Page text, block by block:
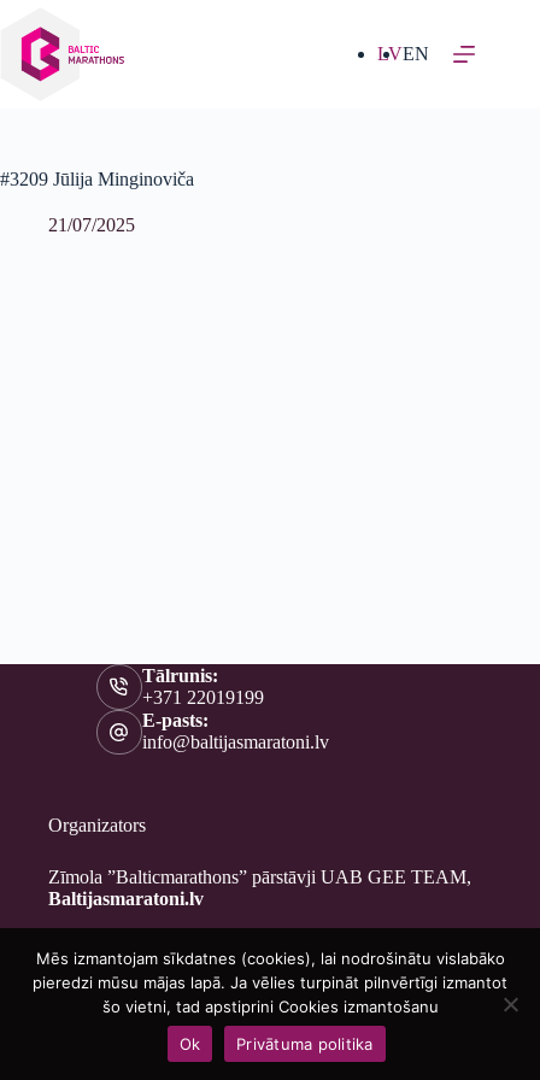
saturu
LVEN
#3209 Jūlija Minginoviča
21/07/2025
Tālrunis:
+371 22019199
E-pasts:
info@baltijasmaratoni.lv
Organizators
Zīmola ”Balticmarathons” pārstāvji UAB GEE TEAM,
Baltijasmaratoni.lv
Kontakti
Par mums
Brīvprātīgajiem
Privātuma politika
Copyright © 2026 - Baltijasmaratoni.lv
Mēs izmantojam sīkdatnes (cookies), lai nodrošinātu vislabāko
pieredzi mūsu mājas lapā. Ja vēlies turpināt pilnvērtīgi izmantot
šo vietni, tad apstiprini Cookies izmantošanu
Ok
Privātuma politika